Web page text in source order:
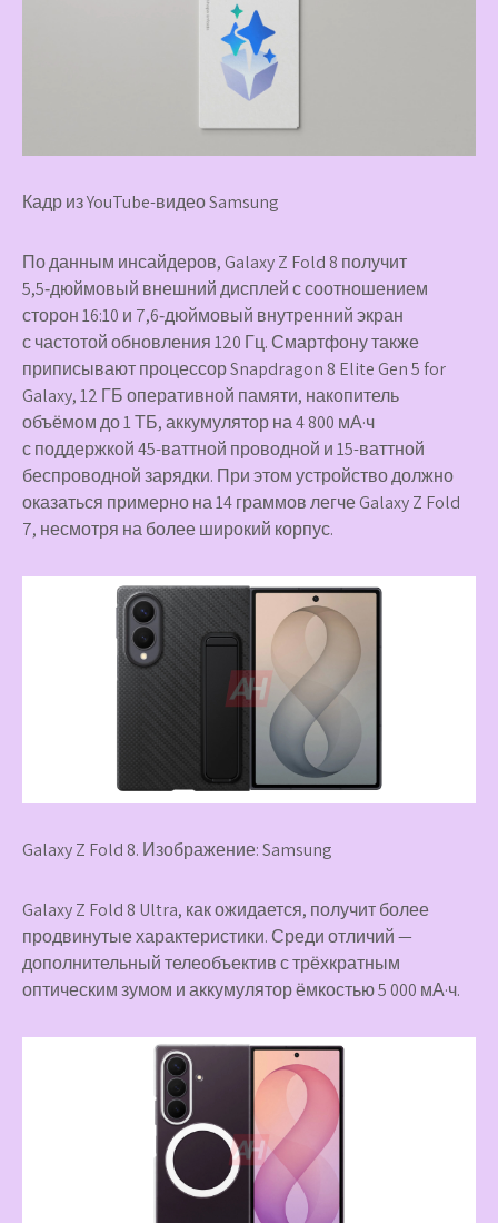
Кадр из YouTube-видео Samsung
По данным инсайдеров, Galaxy Z Fold 8 получит
5,5‑дюймовый внешний дисплей с соотношением
сторон 16:10 и 7,6‑дюймовый внутренний экран
с частотой обновления 120 Гц. Смартфону также
приписывают процессор Snapdragon 8 Elite Gen 5 for
Galaxy, 12 ГБ оперативной памяти, накопитель
объёмом до 1 ТБ, аккумулятор на 4 800 мА·ч
с поддержкой 45-ваттной проводной и 15-ваттной
беспроводной зарядки. При этом устройство должно
оказаться примерно на 14 граммов легче Galaxy Z Fold
7, несмотря на более широкий корпус.
Galaxy Z Fold 8. Изображение: Samsung
Galaxy Z Fold 8 Ultra, как ожидается, получит более
продвинутые характеристики. Среди отличий —
дополнительный телеобъектив с трёхкратным
оптическим зумом и аккумулятор ёмкостью 5 000 мА·ч.